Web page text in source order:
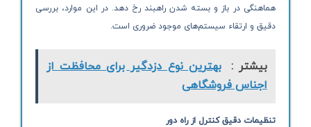
هماهنگی در باز و بسته شدن راهبند رخ دهد. در این موارد، بررسی
دقیق و ارتقاء سیستم‌های موجود ضروری است.
بیشتر :
بهترین نوع دزدگیر برای محافظت از
اجناس فروشگاهی
تنظیمات دقیق کنترل از راه دور